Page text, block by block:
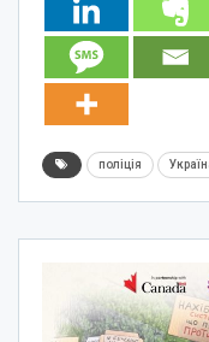
поліція